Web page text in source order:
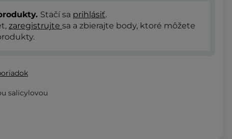
Stačí sa prihlásiť.
zaregistrujte sa a zbierajte body, ktoré môžete
salicylovou